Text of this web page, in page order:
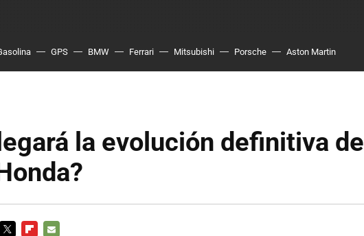
GPS BMW Ferrari Mitsubishi Porsche Aston Martin
la evolución definitiva de